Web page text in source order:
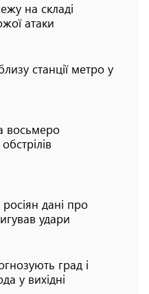
на складі
атаки
станції метро у
восьмеро
дані про
удари
град і
у вихідні